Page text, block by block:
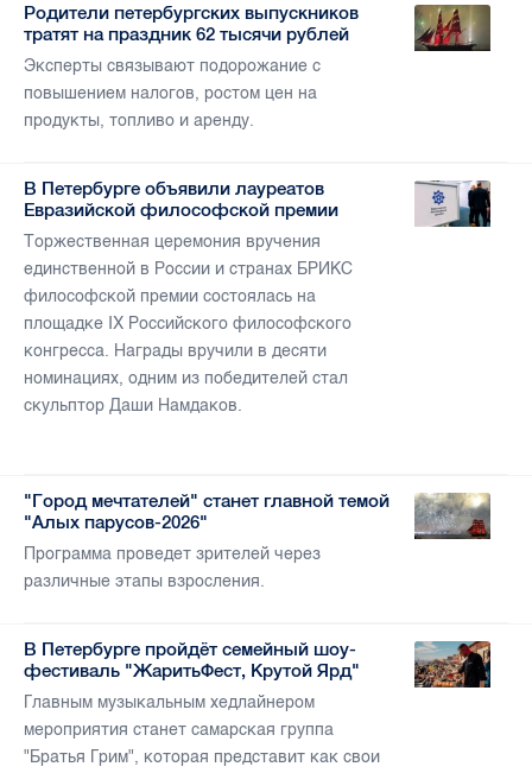
Родители петербургских выпускников
тратят на праздник 62 тысячи рублей
Эксперты связывают подорожание с
повышением налогов, ростом цен на
продукты, топливо и аренду.
В Петербурге объявили лауреатов
Евразийской философской премии
Торжественная церемония вручения
единственной в России и странах БРИКС
философской премии состоялась на
площадке IX Российского философского
конгресса. Награды вручили в десяти
номинациях, одним из победителей стал
скульптор Даши Намдаков.
"Город мечтателей" станет главной темой
"Алых парусов-2026"
Программа проведет зрителей через
различные этапы взросления.
В Петербурге пройдёт семейный шоу-
фестиваль "ЖаритьФест, Крутой Ярд"
Главным музыкальным хедлайнером
мероприятия станет самарская группа
"Братья Грим", которая представит как свои